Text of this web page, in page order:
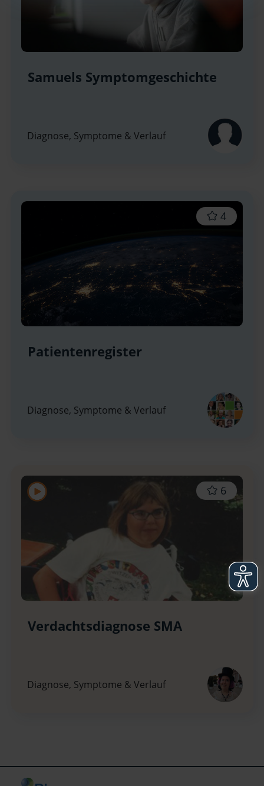
Samuels Symptomgeschichte
Diagnose, Symptome & Verlauf
4
Patientenregister
Diagnose, Symptome & Verlauf
6
Verdachtsdiagnose SMA
Diagnose, Symptome & Verlauf